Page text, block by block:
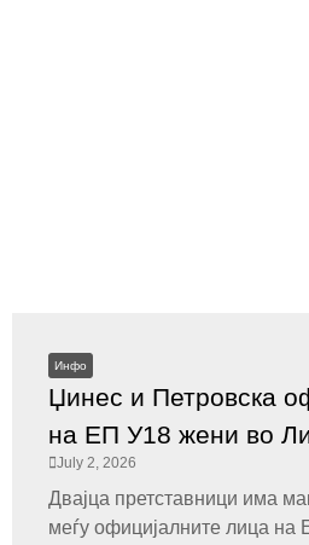
Инфо
Џинес и Петровска
на ЕП У18 жени во
July 2, 2026
Двајца претставници има
меѓу официјалните лица на